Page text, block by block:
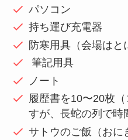
パソコン
持ち運び充電器
防寒用具（会場はと
筆記用具
ノート
履歴書を10〜20枚
すが、長蛇の列で時
サトウのご飯（おに